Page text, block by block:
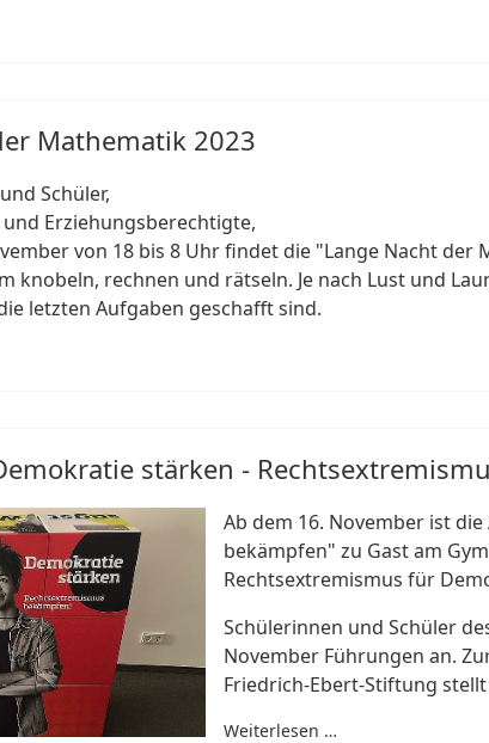
Mathematik 2023
Schüler,
Erziehungsberechtigte,
von 18 bis 8 Uhr findet die "Lange Nacht
knobeln, rechnen und rätseln. Je nach Lust und
letzten Aufgaben geschafft sind.
stärken -
Ab dem 16. November ist
bekämpfen" zu Gast am
Rechtsextremismus für
Schülerinnen und Schüler
November Führungen an.
Friedrich-Ebert-Stiftung
Weiterlesen …